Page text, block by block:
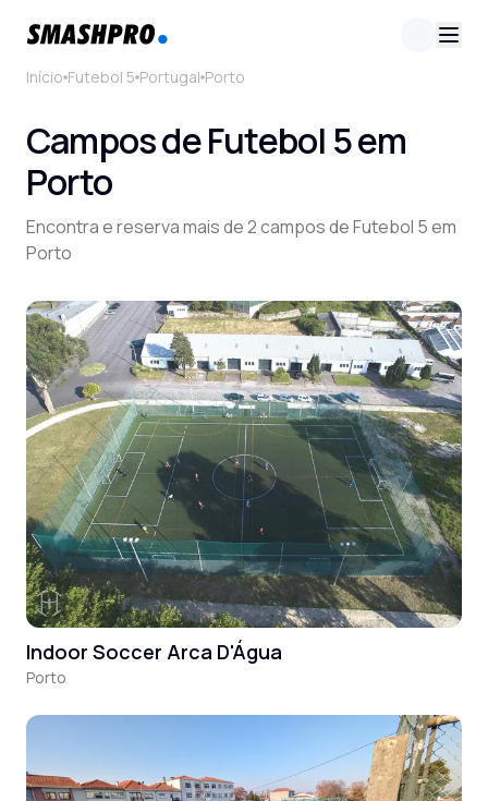
Início Futebol 5 Portugal Porto
Campos de Futebol 5 em
Porto
Encontra e reserva mais de 2 campos de Futebol 5 em
Porto
Indoor Soccer Arca D'Água
Porto